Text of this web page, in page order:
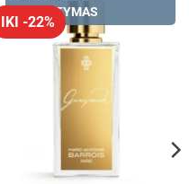
IKI -22%
PRISTATYMAS